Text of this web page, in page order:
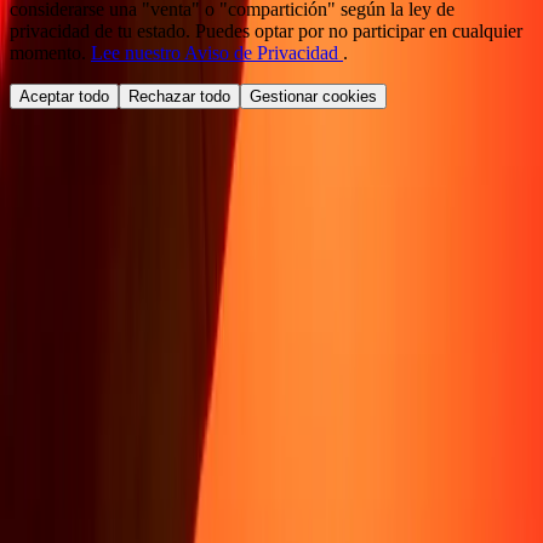
considerarse una "venta" o "compartición" según la ley de
privacidad de tu estado. Puedes optar por no participar en cualquier
momento. Lee nuestro Aviso de Privacidad .
Aceptar todo Rechazar todo Gestionar cookies